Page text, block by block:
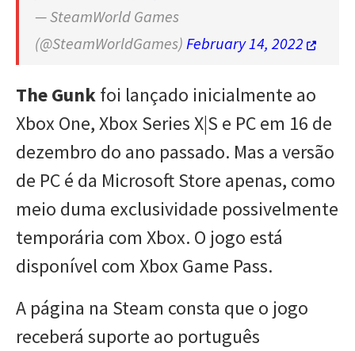
— SteamWorld Games
(@SteamWorldGames) February 14, 2022
The Gunkfoi lançado inicialmente ao
Xbox One, Xbox Series X|S e PC em 16 de
dezembro do ano passado. Mas a versão
de PC é da Microsoft Store apenas, como
meio duma exclusividade possivelmente
temporária com Xbox. O jogo está
disponível com Xbox Game Pass.
A página na Steam consta que o jogo
receberá suporte ao português